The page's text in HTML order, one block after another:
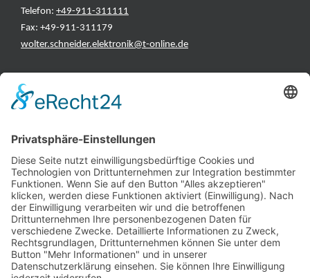
Telefon: +49-911-311111
Fax: +49-911-311179
wolter.schneider.elektronik@t-online.de
INFORMATIONEN
Hersteller
Fehlerliste
Impressum
Datenschutzerklärung